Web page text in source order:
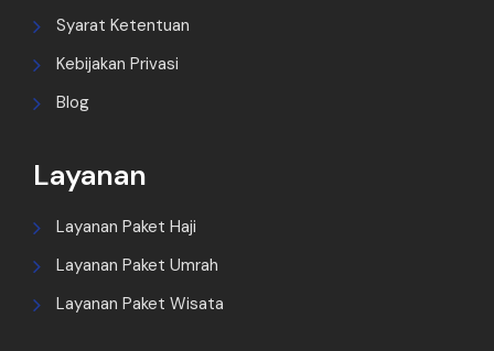
Syarat Ketentuan
Kebijakan Privasi
Blog
Layanan
Layanan Paket Haji
Layanan Paket Umrah
Layanan Paket Wisata